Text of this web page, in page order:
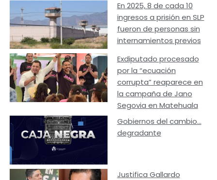
En 2025, 8 de cada 10
ingresos a prisión en SLP
fueron de personas sin
internamientos previos
Exdiputado procesado
por la “ecuación
corrupta” reaparece en
la campaña de Jano
Segovia en Matehuala
Gobiernos del cambio…
degradante
Justifica Gallardo